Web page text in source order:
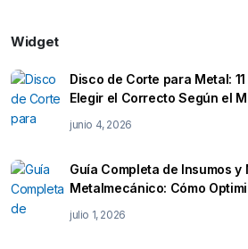
Widget
Disco de Corte para Metal:
Elegir el Correcto Según el
junio 4, 2026
Guía Completa de Insumos
Metalmecánico: Cómo
julio 1, 2026